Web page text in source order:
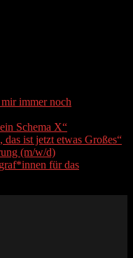
immer noch
Schema X“
ist jetzt etwas Großes“
(m/w/d)
für das